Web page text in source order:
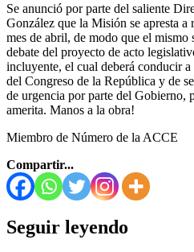
Se anunció por parte del saliente
González que la Misión se apresta
mes de abril, de modo que el mismo
debate del proyecto de acto
incluyente, el cual deberá conducir
del Congreso de la República y de
de urgencia por parte del Gobierno,
amerita. Manos a la obra!
Miembro de Número de la ACCE
Compartir...
Seguir leyendo